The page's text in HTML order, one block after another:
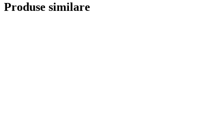
Produse similare